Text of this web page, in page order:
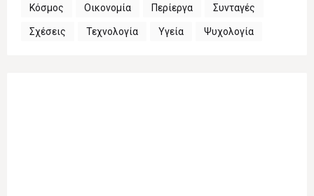
Κόσμος Οικονομία Περίεργα Συνταγές
Σχέσεις Τεχνολογία Υγεία Ψυχολογία